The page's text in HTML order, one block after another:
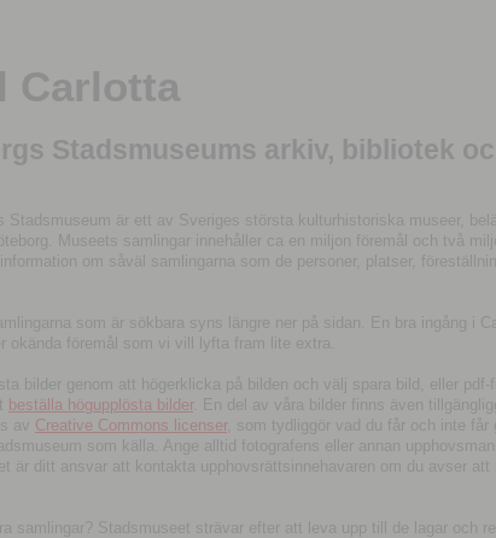
Carlotta
Stadsmuseums arkiv, bibliotek
Stadsmuseum är ett av Sveriges största kulturhistoriska museer,
Museets samlingar innehåller ca en miljon föremål och två
om såväl samlingarna som de personer, platser,
som är sökbara syns längre ner på sidan. En bra ingång i
okända föremål som vi vill lyfta fram lite extra.
bilder genom att högerklicka på bilden och välj spara bild, eller
beställa högupplösta bilder. En del av våra bilder finns även
av Creative Commons licenser, som tydliggör vad du får och inte får
som källa. Ange alltid fotografens eller annan
är ditt ansvar att kontakta upphovsrättsinnehavaren om du avser att
samlingar? Stadsmuseet strävar efter att leva upp till de lagar och